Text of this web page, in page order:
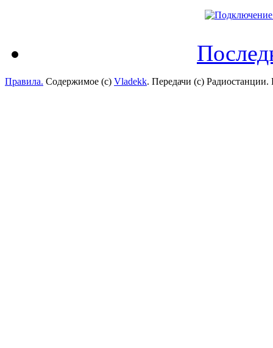
Правила. Содержимое (с) Vladekk. Передачи (с)